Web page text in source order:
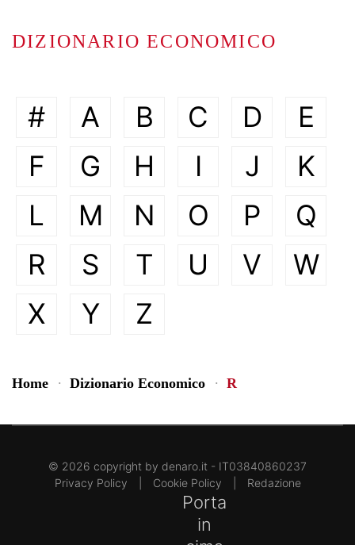
DIZIONARIO ECONOMICO
# A B C D
E
F
G H I J
K
L
M N O P
Q
R
S T U V
W
X
Y Z
Home Dizionario Economico R
© 2026 copyright by denaro.it - IT03840860237
Privacy Policy
Cookie Policy Redazione
Porta
in